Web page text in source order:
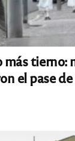
tierno:
el pase